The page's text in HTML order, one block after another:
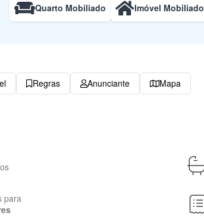
Quarto Mobiliado Imóvel Mobiliado
Regras Anunciante Mapa
para